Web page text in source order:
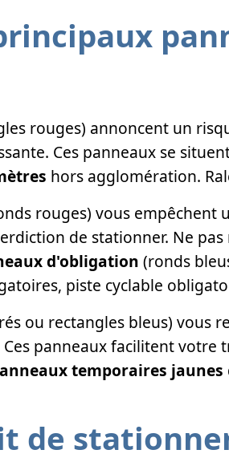
rouges) annoncent un
Ces panneaux se
hors agglomération.
rouges) vous empêchent
de stationner. Ne
d'obligation (ronds
piste cyclable
ou rectangles bleus) vous
panneaux facilitent votre
temporaires jaunes
de